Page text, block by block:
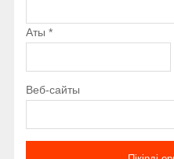
Аты *
Веб-сайты